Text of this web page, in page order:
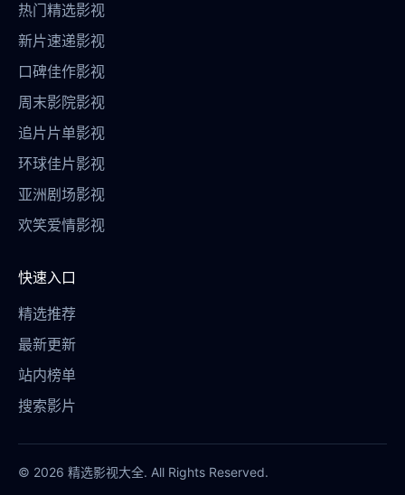
热门精选影视
新片速递影视
口碑佳作影视
周末影院影视
追片片单影视
环球佳片影视
亚洲剧场影视
欢笑爱情影视
快速入口
精选推荐
最新更新
站内榜单
搜索影片
© 2026 精选影视大全. All Rights Reserved.